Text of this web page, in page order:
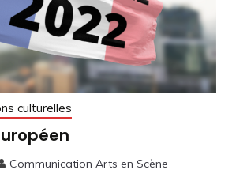
culturelles
Communication Arts en Scène